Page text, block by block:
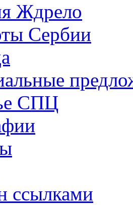
Ждрело
Сербии
СПЦ
ссылками